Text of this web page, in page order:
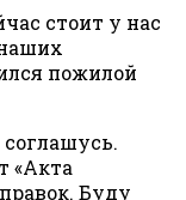
стоит у нас
пожилой
«Акта
Буду